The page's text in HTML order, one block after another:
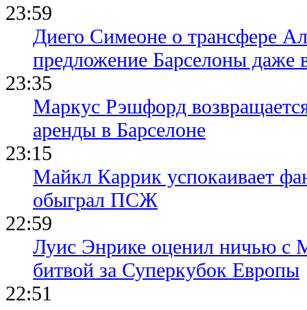
23:59
Диего Симеоне о трансфере
предложение Барселоны даже
23:35
Маркус Рэшфорд
аренды в Барселоне
23:15
Майкл Каррик успокаивает
обыграл ПСЖ
22:59
Луис Энрике оценил ничью с
битвой за Суперкубок Европы
22:51